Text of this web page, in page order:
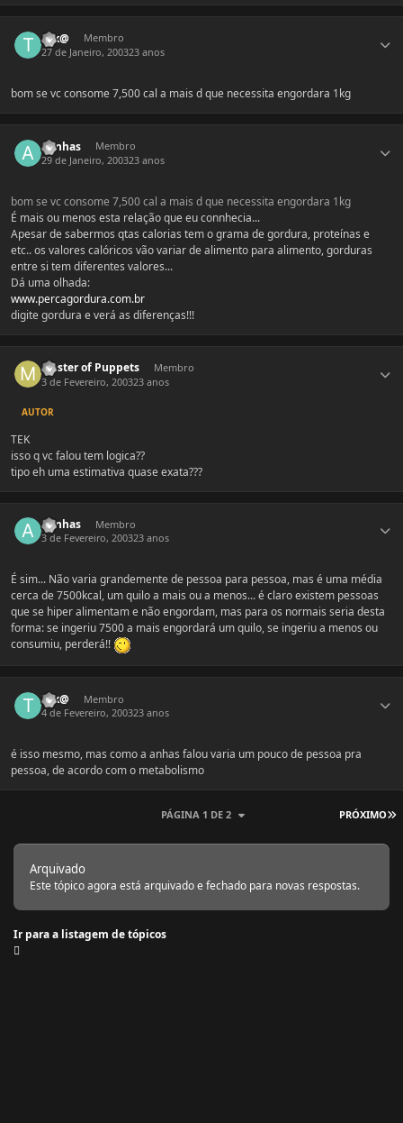
Tek@
Membro
27 de Janeiro, 200323 anos
bom se vc consome 7,500 cal a mais d que necessita engordara 1kg
annhas
Membro
29 de Janeiro, 200323 anos
bom se vc consome 7,500 cal a mais d que necessita engordara 1kg
É mais ou menos esta relação que eu connhecia...
Apesar de sabermos qtas calorias tem o grama de gordura, proteínas e
etc.. os valores calóricos vão variar de alimento para alimento, gorduras
entre si tem diferentes valores...
Dá uma olhada:
www.percagordura.com.br
digite gordura e verá as diferenças!!!
Master of Puppets
Membro
3 de Fevereiro, 200323 anos
AUTOR
TEK
isso q vc falou tem logica??
tipo eh uma estimativa quase exata???
annhas
Membro
3 de Fevereiro, 200323 anos
É sim... Não varia grandemente de pessoa para pessoa, mas é uma média
cerca de 7500kcal, um quilo a mais ou a menos... é claro existem pessoas
que se hiper alimentam e não engordam, mas para os normais seria desta
forma: se ingeriu 7500 a mais engordará um quilo, se ingeriu a menos ou
consumiu, perderá!!
Tek@
Membro
4 de Fevereiro, 200323 anos
é isso mesmo, mas como a anhas falou varia um pouco de pessoa pra
pessoa, de acordo com o metabolismo
PRÓXIMO
PÁGINA 1 DE 2
Arquivado
Este tópico agora está arquivado e fechado para novas respostas.
Ir para a listagem de tópicos